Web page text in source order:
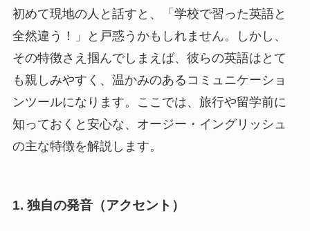
初めて現地の人と話すと、「学校で習った英語と
全然違う！」と戸惑うかもしれません。しかし、
その特徴さえ掴んでしまえば、彼らの英語はとて
も親しみやすく、温かみのあるコミュニケーショ
ンツールになります。ここでは、旅行や留学前に
知っておくと安心な、オージー・イングリッシュ
の主な特徴を解説します。
1. 独自の発音（アクセント）